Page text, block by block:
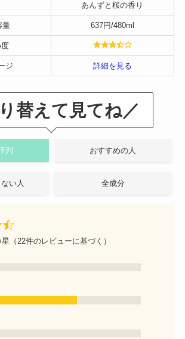
あんずと桜の香り
量 637円/480ml
ジ 詳細を見る
替えて見てね／
判 おすすめの人
い人 全成分
（22件のレビューに基づく）